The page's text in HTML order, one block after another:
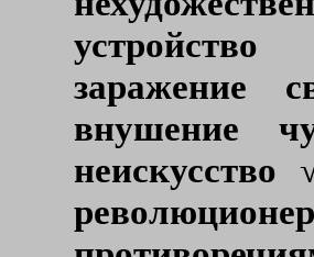
заражение
внушение